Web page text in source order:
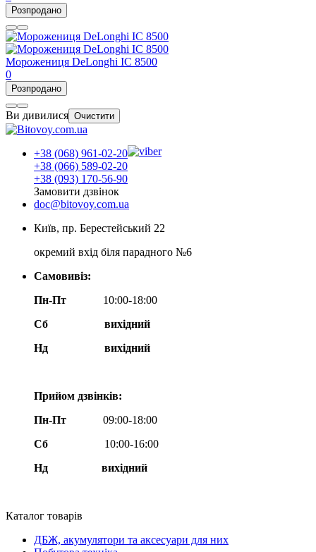
Розпродано
Морожениця DeLonghi IC 8500
0
Розпродано
Ви дивилися Очистити
+38 (068) 961-02-20
+38 (066) 589-02-20
+38 (093) 170-56-90
Замовити дзвінок
doc@bitovoy.com.ua
Київ, пр. Берестейський 22
окремий вхід біля парадного №6
Самовивіз:
Пн-Пт
10:00-18:00
Сб
вихідний
Нд
вихідний
Прийом дзвінків:
Пн-Пт
09:00-18:00
Сб
10:00-16:00
Нд вихідний
Каталог товарів
ДБЖ, акумулятори та аксесуари для них